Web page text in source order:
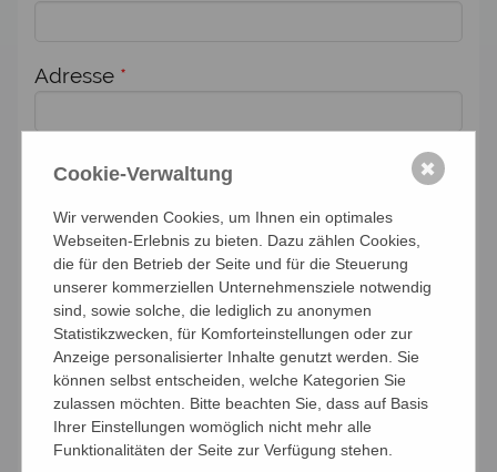
Adresse *
Zusätzlich melde ich weitere Personen für
Anzahl Personen
Namen der Personen (Vor- und Nachname)
Bedingungen
Cookie-Verwaltung
Wir verwenden Cookies, um Ihnen ein optimales
Webseiten-Erlebnis zu bieten. Dazu zählen Cookies,
die für den Betrieb der Seite und für die Steuerung
unserer kommerziellen Unternehmensziele notwendig
sind, sowie solche, die lediglich zu anonymen
Statistikzwecken, für Komforteinstellungen oder zur
Anzeige personalisierter Inhalte genutzt werden. Sie
können selbst entscheiden, welche Kategorien Sie
zulassen möchten. Bitte beachten Sie, dass auf Basis
Ihrer Einstellungen womöglich nicht mehr alle
Funktionalitäten der Seite zur Verfügung stehen.
✖